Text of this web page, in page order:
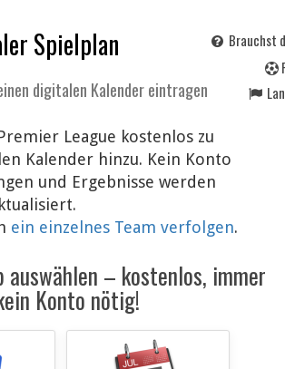
Spielplan
digitalen Kalender eintragen
Brauchst
League kostenlos zu
Kalender hinzu. Kein Konto
und Ergebnisse werden
ein einzelnes Team verfolgen.
auswählen – kostenlos, immer
Konto nötig!